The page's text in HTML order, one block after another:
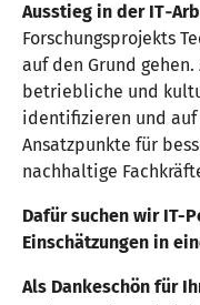
Ausstieg in der
Forschungsprojekts
auf den Grund
betriebliche und
identifizieren und auf
Ansatzpunkte für
nachhaltige
Dafür suchen wir IT-
Einschätzungen in
Als Dankeschön für